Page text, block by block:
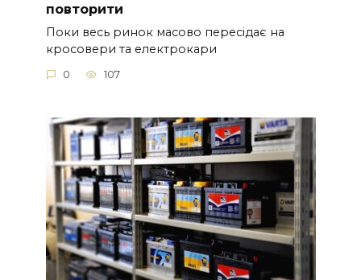
повторити
Поки весь ринок масово пересідає на
кросовери та електрокари
0 107